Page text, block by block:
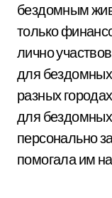
бездомным
только
лично
для бездомных
разных
для
персонально
помогала им